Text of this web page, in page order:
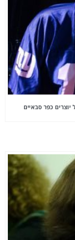
כפר סבאיים